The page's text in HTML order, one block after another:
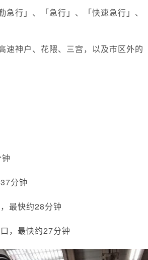
行」、「急行」、「快速急行」、
速神户、花隈、三宫，以及市区外的
分钟
最快约28分钟
，最快约27分钟